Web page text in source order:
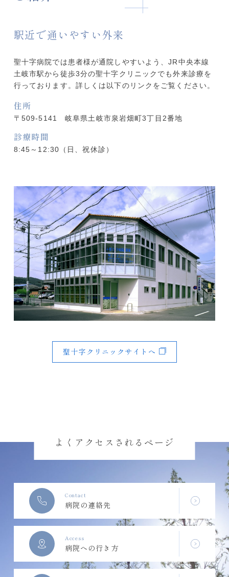
駅近で通いやすい外来
聖十字病院では患者様が通院しやすいよう、JR中央本線
土岐市駅から徒歩3分の聖十字クリニックでも外来診療を
行っております。詳しくは以下のリンクをご覧ください。
住所
〒509-5141 岐阜県土岐市泉岩畑町3丁目2番地
診療時間
8:45～12:30（日、祝休診）
聖十字クリニックサイトへ
よくアクセスされるページ
Contact
病院の連絡先
Access
病院への行き方